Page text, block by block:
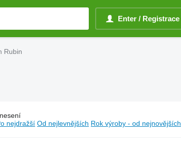
Enter / Registrace
Rubin
nejdražší Od nejlevnějších Rok výroby - od nejnovějších